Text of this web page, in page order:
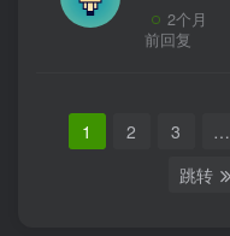
2个月
前回复
1 2 3 …
跳转